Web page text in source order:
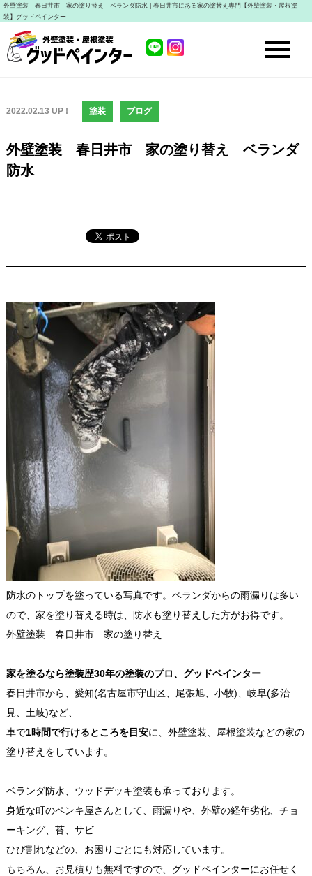
外壁塗装 春日井市 家の塗り替え ベランダ防水 | 春日井市にある家の塗替え専門【外壁塗装・屋根塗
装】グッドペインター
2022.02.13 UP ! 塗装 ブログ
外壁塗装 春日井市 家の塗り替え ベランダ
防水
防水のトップを塗っている写真です。ベランダからの雨漏りは多い
ので、家を塗り替える時は、防水も塗り替えした方がお得です。
外壁塗装 春日井市 家の塗り替え
家を塗るなら塗装歴30年の塗装のプロ、グッドペインター
春日井市から、愛知(名古屋市守山区、尾張旭、小牧)、岐阜(多治
見、土岐)など、
車で1時間で行けるところを目安に、外壁塗装、屋根塗装などの家の
塗り替えをしています。
ベランダ防水、ウッドデッキ塗装も承っております。
身近な町のペンキ屋さんとして、雨漏りや、外壁の経年劣化、チョ
ーキング、苔、サビ
ひび割れなどの、お困りごとにも対応しています。
もちろん、お見積りも無料ですので、グッドペインターにお任せく